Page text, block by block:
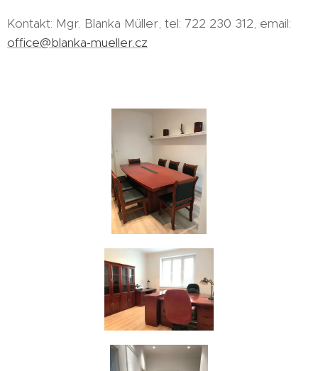
Kontakt: Mgr. Blanka Müller, tel: 722 230 312, email:
office@blanka-mueller.cz